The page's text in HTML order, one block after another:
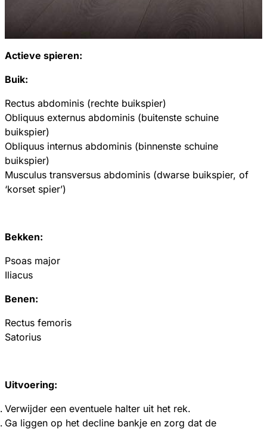
Actieve spieren:
Buik:
Rectus abdominis (rechte buikspier)
Obliquus externus abdominis (buitenste schuine
buikspier)
Obliquus internus abdominis (binnenste schuine
buikspier)
Musculus transversus abdominis (dwarse buikspier, of
‘korset spier’)
Bekken:
Psoas major
Iliacus
Benen:
Rectus femoris
Satorius
Uitvoering:
Verwijder een eventuele halter uit het rek.
Ga liggen op het decline bankje en zorg dat de